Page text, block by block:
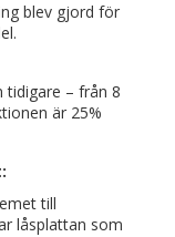
blev gjord för
tidigare – från 8
är 25%
till
låsplattan som